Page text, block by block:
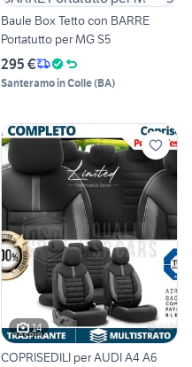
Baule Box Tetto con BARRE
Portatutto per MG S5
295 €
Santeramo in Colle(BA)
14
COPRISEDILI per AUDI A4 A6